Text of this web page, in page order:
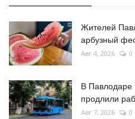
Жителей
арбузный
Авг 4, 2026 0
В Павлодаре
продлили
Авг 7, 2026 0